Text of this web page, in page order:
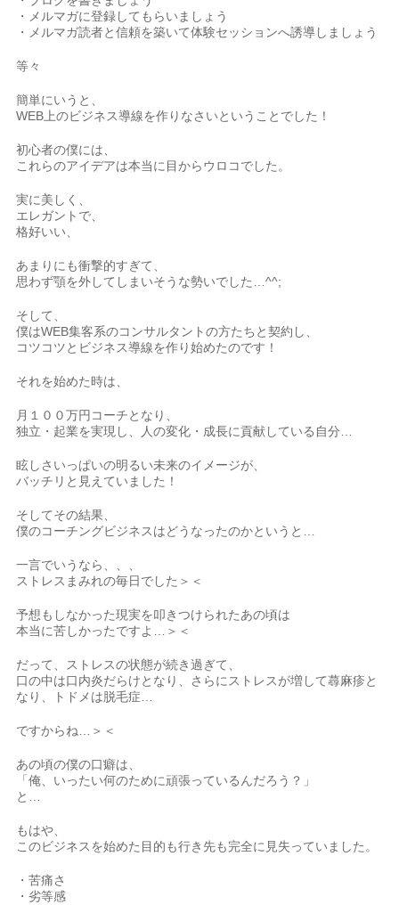
・メルマガに登録してもらいましょう
・メルマガ読者と信頼を築いて体験セッションへ誘導しましょう
等々
簡単にいうと、
WEB上のビジネス導線を作りなさいということでした！
初心者の僕には、
これらのアイデアは本当に目からウロコでした。
実に美しく、
エレガントで、
格好いい、
あまりにも衝撃的すぎて、
思わず顎を外してしまいそうな勢いでした…^^;
そして、
僕はWEB集客系のコンサルタントの方たちと契約し、
コツコツとビジネス導線を作り始めたのです！
それを始めた時は、
月１００万円コーチとなり、
独立・起業を実現し、人の変化・成長に貢献している自分…
眩しさいっぱいの明るい未来のイメージが、
バッチリと見えていました！
そしてその結果、
僕のコーチングビジネスはどうなったのかというと…
一言でいうなら、、、
ストレスまみれの毎日でした＞＜
予想もしなかった現実を叩きつけられたあの頃は
本当に苦しかったですよ…＞＜
だって、ストレスの状態が続き過ぎて、
口の中は口内炎だらけとなり、さらにストレスが増して蕁麻疹と
なり、トドメは脱毛症…
ですからね…＞＜
あの頃の僕の口癖は、
「俺、いったい何のために頑張っているんだろう？」
と…
もはや、
このビジネスを始めた目的も行き先も完全に見失っていました。
・苦痛さ
・劣等感